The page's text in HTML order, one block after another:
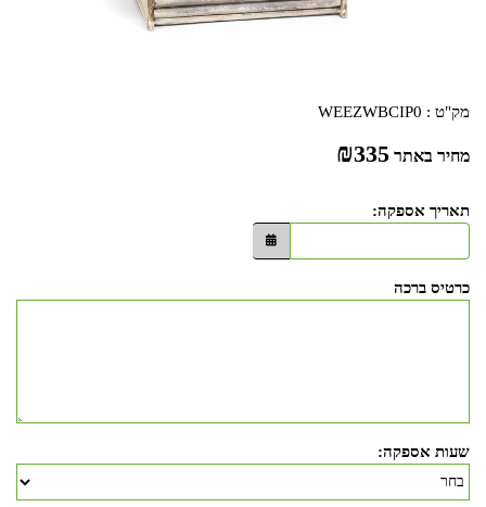
מק"ט : WEEZWBCIP0
מחיר באתר ₪335
תאריך אספקה:
כרטיס ברכה
שעות אספקה: